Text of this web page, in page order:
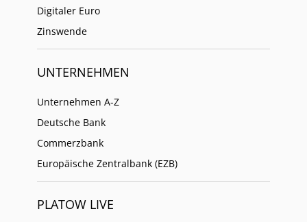
Digitaler Euro
Zinswende
UNTERNEHMEN
Unternehmen A-Z
Deutsche Bank
Commerzbank
Europäische Zentralbank (EZB)
PLATOW LIVE